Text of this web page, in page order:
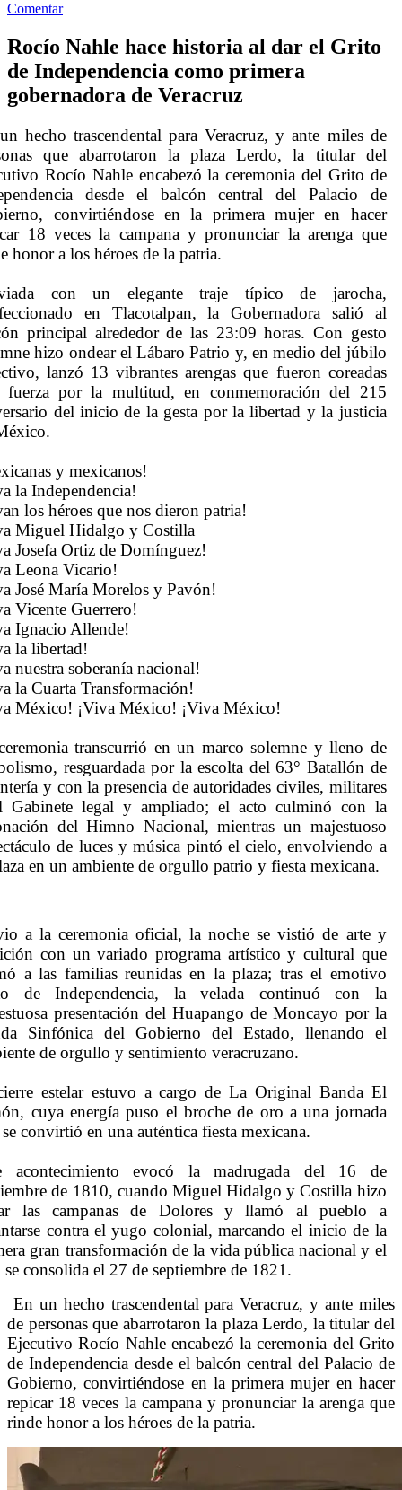
Comentar
Rocío Nahle hace historia al dar el Grito
de Independencia como primera
gobernadora de Veracruz
hecho trascendental para Veracruz, y ante miles de
que abarrotaron la plaza Lerdo, la titular del
Rocío Nahle encabezó la ceremonia del Grito de
desde el balcón central del Palacio de
convirtiéndose en la primera mujer en hacer
18 veces la campana y pronunciar la arenga que
honor a los héroes de la patria.
con un elegante traje típico de jarocha,
en Tlacotalpan, la Gobernadora salió al
principal alrededor de las 23:09 horas. Con gesto
hizo ondear el Lábaro Patrio y, en medio del júbilo
lanzó 13 vibrantes arengas que fueron coreadas
fuerza por la multitud, en conmemoración del 215
del inicio de la gesta por la libertad y la justicia
y mexicanos!
la Independencia!
los héroes que nos dieron patria!
Miguel Hidalgo y Costilla
Josefa Ortiz de Domínguez!
Leona Vicario!
José María Morelos y Pavón!
Vicente Guerrero!
Ignacio Allende!
la libertad!
nuestra soberanía nacional!
la Cuarta Transformación!
México! ¡Viva México! ¡Viva México!
transcurrió en un marco solemne y lleno de
resguardada por la escolta del 63° Batallón de
y con la presencia de autoridades civiles, militares
Gabinete legal y ampliado; el acto culminó con la
del Himno Nacional, mientras un majestuoso
de luces y música pintó el cielo, envolviendo a
en un ambiente de orgullo patrio y fiesta mexicana.
a la ceremonia oficial, la noche se vistió de arte y
con un variado programa artístico y cultural que
a las familias reunidas en la plaza; tras el emotivo
de Independencia, la velada continuó con la
presentación del Huapango de Moncayo por la
Sinfónica del Gobierno del Estado, llenando el
de orgullo y sentimiento veracruzano.
estelar estuvo a cargo de La Original Banda El
cuya energía puso el broche de oro a una jornada
convirtió en una auténtica fiesta mexicana.
acontecimiento evocó la madrugada del 16 de
de 1810, cuando Miguel Hidalgo y Costilla hizo
las campanas de Dolores y llamó al pueblo a
contra el yugo colonial, marcando el inicio de la
gran transformación de la vida pública nacional y el
se consolida el 27 de septiembre de 1821.
En un hecho trascendental para Veracruz, y ante miles
de personas que abarrotaron la plaza Lerdo, la titular del
Ejecutivo Rocío Nahle encabezó la ceremonia del Grito
de Independencia desde el balcón central del Palacio de
Gobierno, convirtiéndose en la primera mujer en hacer
repicar 18 veces la campana y pronunciar la arenga que
rinde honor a los héroes de la patria.